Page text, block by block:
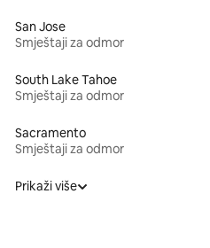
San Jose
Smještaji za odmor
South Lake Tahoe
Smještaji za odmor
Sacramento
Smještaji za odmor
Prikaži više